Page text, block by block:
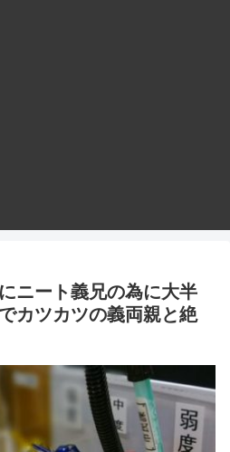
ニート義兄の為に大半
カツカツの義両親と絶